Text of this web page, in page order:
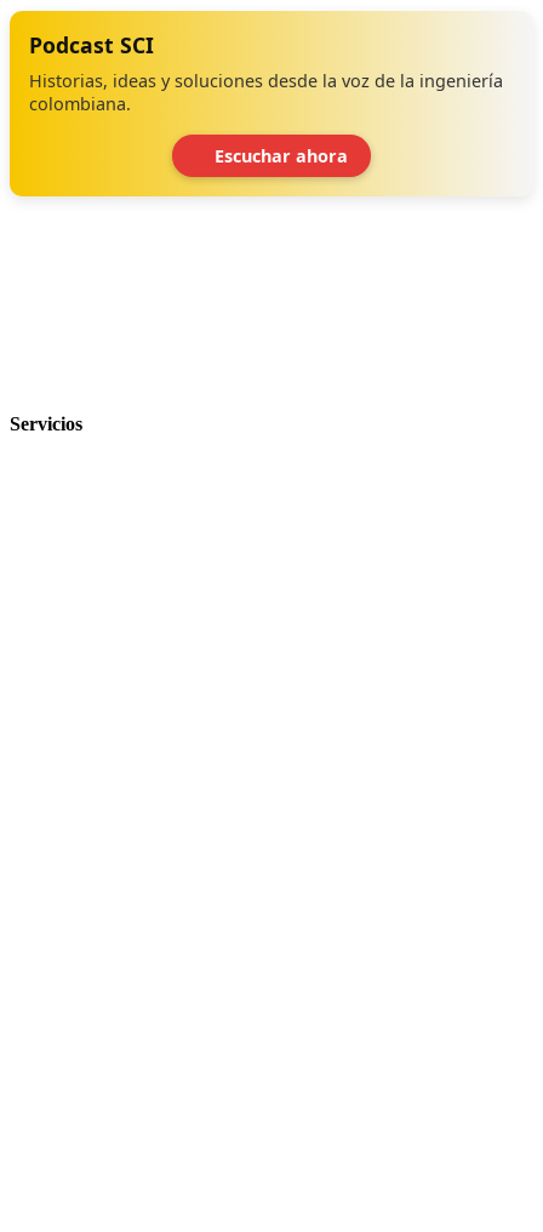
Podcast SCI
Historias, ideas y soluciones desde la voz de la ingeniería
colombiana.
Escuchar ahora
Servicios